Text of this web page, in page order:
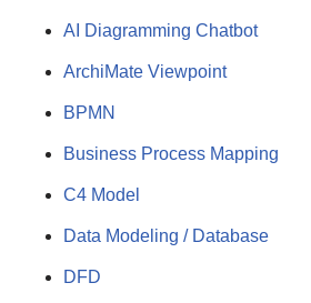
AI Diagramming Chatbot
ArchiMate Viewpoint
BPMN
Business Process Mapping
C4 Model
Data Modeling / Database
DFD